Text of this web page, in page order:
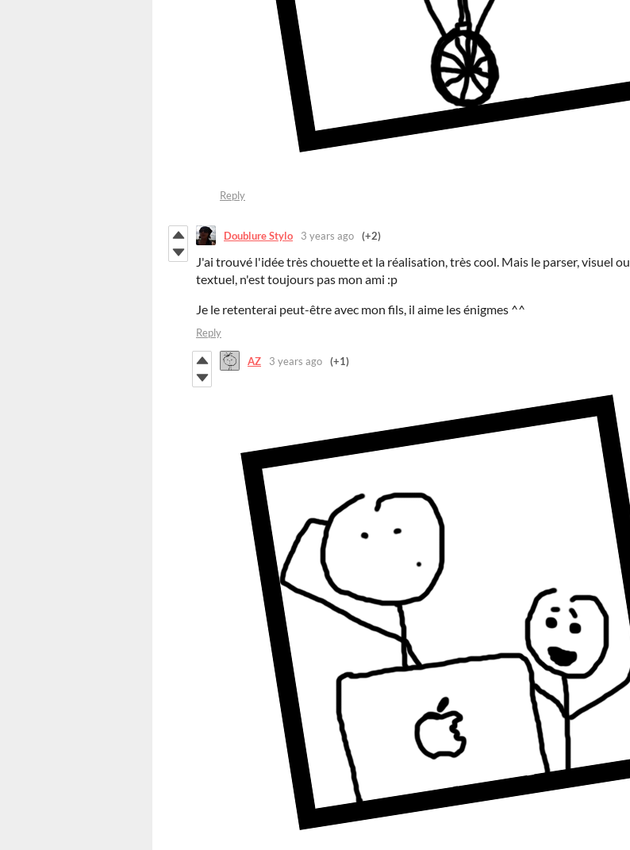
Reply
Doublure Stylo 3 years ago (+2)
J'ai trouvé l'idée très chouette et la réalisation, très cool. Mais le parser, visuel ou
textuel, n'est toujours pas mon ami :p
Je le retenterai peut-être avec mon fils, il aime les énigmes ^^
Reply
AZ 3 years ago (+1)